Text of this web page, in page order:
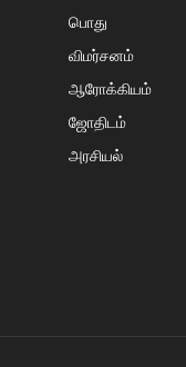
பொது
விமர்சனம்
ஆரோக்கியம்
ஜோதிடம்
அரசியல்